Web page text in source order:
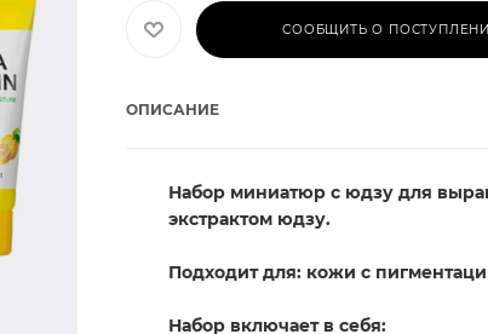
СООБЩИТЬ О
ОПИСАНИЕ
Набор миниатюр с юдзу для
экстрактом юдзу.
Подходит для: кожи с
Набор включает в себя: